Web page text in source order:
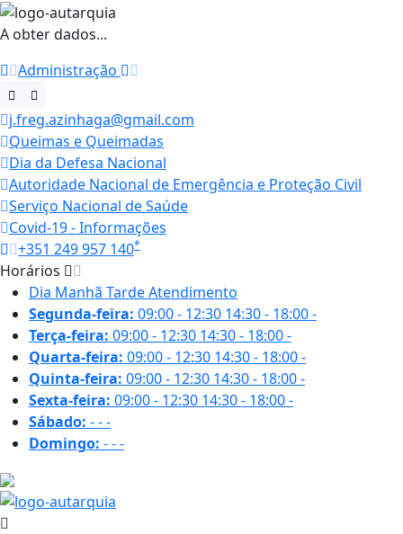
A obter dados...
Administração
j.freg.azinhaga@gmail.com
Queimas e Queimadas
Dia da Defesa Nacional
Autoridade Nacional de Emergência e Proteção Civil
Serviço Nacional de Saúde
Covid-19 - Informações
+351 249 957 140*
Horários
Dia Manhã TardeAtendimento
Segunda-feira: 09:00 - 12:30 14:30 - 18:00-
Terça-feira: 09:00 - 12:30 14:30 - 18:00-
Quarta-feira: 09:00 - 12:30 14:30 - 18:00-
Quinta-feira: 09:00 - 12:30 14:30 - 18:00-
Sexta-feira: 09:00 - 12:30 14:30 - 18:00-
Sábado: ---
Domingo: ---